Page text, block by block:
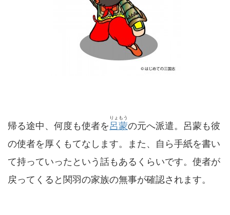
帰る途中、何度も使者を呂蒙
りょもう
の元へ派遣。呂蒙も彼
の使者を厚くもてなします。また、自ら手紙を書い
て持っていったという話もあるくらいです。使者が
戻ってくると関羽の家族の無事が確認されます。